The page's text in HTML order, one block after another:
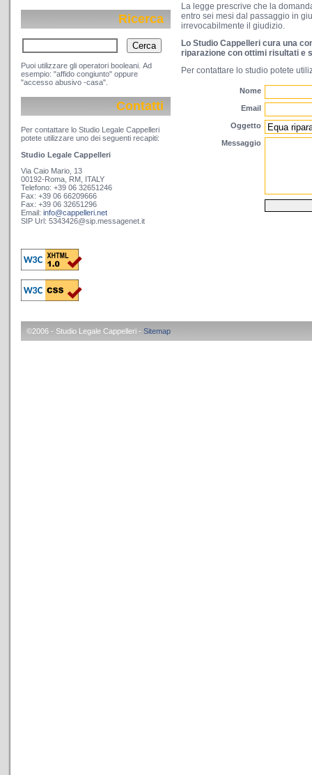
Ricerca
Puoi utilizzare gli operatori booleani. Ad
esempio: "affido congiunto" oppure
"accesso abusivo -casa".
Contatti
Per contattare lo Studio Legale Cappelleri
potete utilizzare uno dei seguenti recapiti:
Studio Legale Cappelleri
Via Caio Mario, 13
00192-Roma, RM, ITALY
Telefono: +39 06 32651246
Fax: +39 06 66209666
Fax: +39 06 32651296
Email: info@cappelleri.net
SIP Url: 5343426@sip.messagenet.it
La legge prescrive che la
entro sei mesi dal passaggio in
irrevocabilmente il giudizio.
Lo Studio Cappelleri cura una
riparazione con ottimi risultati e
Per contattare lo studio potete
Nome
Email
Oggetto
Messaggio
©2006 - Studio Legale Cappelleri - Sitemap